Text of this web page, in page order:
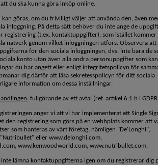
du ska kunna göra inköp online.
kan göras, om du frivilligt väljer att använda den, även
inloggning. På detta sätt behöver du inte ange de
registrering (t.ex. kontaktuppgifter), som istället kommer
nätverk genom vilket inloggningen utförs. Observera att
för den sociala inloggningen, dvs. inte bara de
konto utan även alla andra personuppgifter som kan
du har angett eller enligt integritetspolicyn för
dig därför att läsa sekretesspolicyn för ditt sociala
information om dessa inställningar.
fullgörande av ett avtal (ref. artikel 6.1 b i
anger vi att vi har implementerat ett Single
den registrering som görs på en webbplats kommer att
som hanteras av vårt företag, nämligen "De'Longhi",
eller www.delonghi.com,
www.kenwoodworld.com, www.nutribullet.com.
inte lämna kontaktuppgifterna igen om du registrerar dig